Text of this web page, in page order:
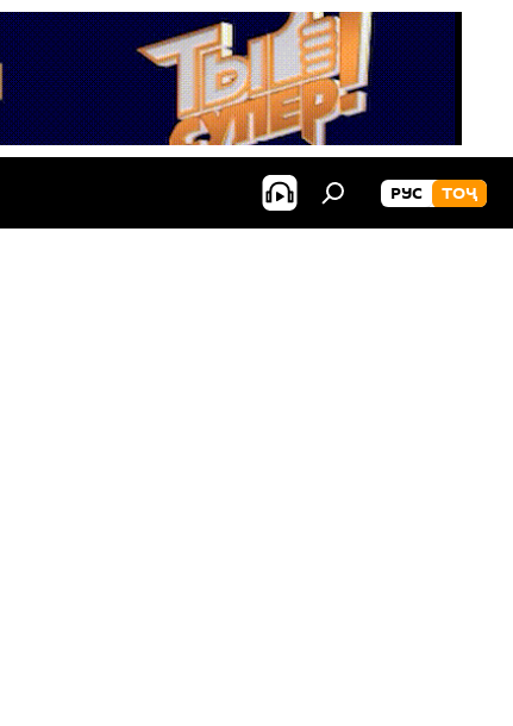
РУС ТОҶ